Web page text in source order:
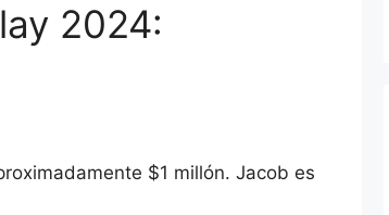
2024:
$1 millón. Jacob es